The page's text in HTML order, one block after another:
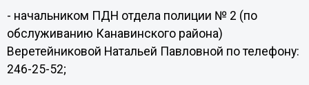
- начальником ПДН отдела полиции № 2 (по
обслуживанию Канавинского района)
Веретейниковой Натальей Павловной по телефону:
246-25-52;